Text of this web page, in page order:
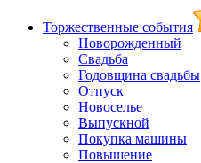
Торжественные события
Новорожденный
Свадьба
Годовщина свадьбы
Отпуск
Новоселье
Выпускной
Покупка машины
Повышение